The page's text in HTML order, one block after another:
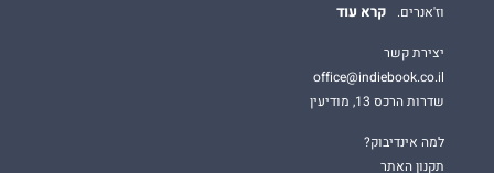
וז'אנרים.
קרא עוד
יצירת קשר
office@indiebook.co.il
שדרות הרכס 13, מודיעין
למה אינדיבוק?
תקנון האתר